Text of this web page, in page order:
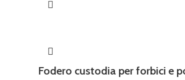
Fodero custodia per forbici e